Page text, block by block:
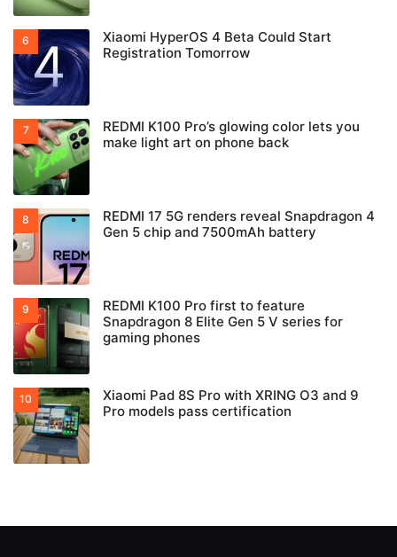
Xiaomi HyperOS 4 Beta Could Start
Registration Tomorrow
REDMI K100 Pro’s glowing color lets you
make light art on phone back
REDMI 17 5G renders reveal Snapdragon 4
Gen 5 chip and 7500mAh battery
REDMI K100 Pro first to feature
Snapdragon 8 Elite Gen 5 V series for
gaming phones
Xiaomi Pad 8S Pro with XRING O3 and 9
Pro models pass certification